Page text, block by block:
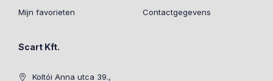
Mijn favorieten
Contactgegevens
Scart Kft.
Koltói Anna utca 39.,